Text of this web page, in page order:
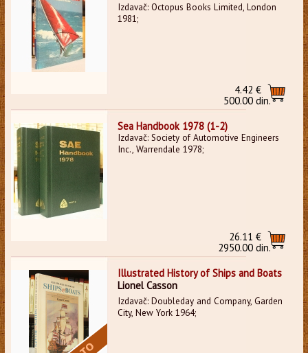
Izdavač: Octopus Books Limited, London
1981;
4.42 €
500.00 din.
Sea Handbook 1978 (1-2)
Izdavač: Society of Automotive Engineers
Inc., Warrendale 1978;
26.11 €
2950.00 din.
Illustrated History of Ships and Boats
Lionel Casson
Izdavač: Doubleday and Company, Garden
City, New York 1964;